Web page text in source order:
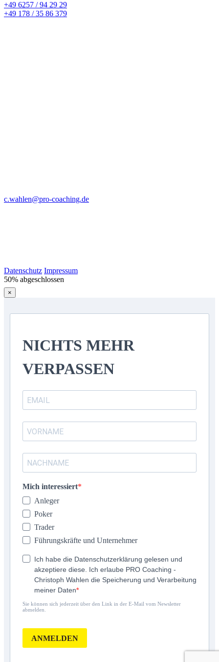
+49 6257 / 94 29 29
+49 178 / 35 86 379
c.wahlen@pro-coaching.de
Datenschutz Impressum
50% abgeschlossen
×
NICHTS MEHR
VERPASSEN
Mich interessiert
Anleger
Poker
Trader
Führungskräfte und Unternehmer
Ich habe die Datenschutzerklärung gelesen und
akzeptiere diese. Ich erlaube PRO Coaching -
Christoph Wahlen die Speicherung und Verarbeitung
meiner Daten
Sie können sich jederzeit über den Link in der E-Mail vom Newsletter
abmelden.
ANMELDEN